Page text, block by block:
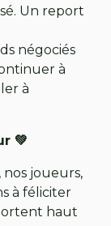
Un report
négociés
à
à
💚
nos joueurs,
à féliciter
haut
sur la
a été